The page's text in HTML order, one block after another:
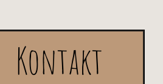
Kontakt